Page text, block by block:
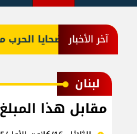
آخر الأخبار
حصيلة ضحايا الحرب منذ 2 آذار
لبنان
مقابل هذا